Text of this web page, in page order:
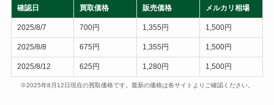
確認日 買取価格 販売価格 メルカリ相場
2025/8/7 700円 1,355円 1,500円
2025/8/8 675円 1,355円 1,500円
2025/8/12 625円 1,280円 1,500円
※2025年8月12日現在の買取価格です。最新の価格は各サイトよりご確認ください。